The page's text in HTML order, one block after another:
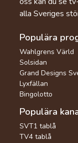
alla Sveriges
Populära
Wahlgrens Värld
Solsidan
Grand Designs
Lyxfällan
Bingolotto
Populära
SVT1 tablå
TV4 tablå